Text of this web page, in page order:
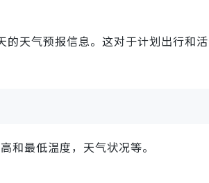
天气预报信息。这对于计划出行和
和最低温度，天气状况等。